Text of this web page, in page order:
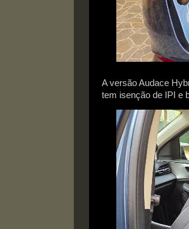
A versão Audace
tem isenção de IPI e